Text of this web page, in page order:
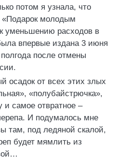
потом я узнала, что
«Подарок молодым
уменьшению расходов в
впервые издана 3 июня
после отмены
осадок от всех этих злых
«полубайстрючка»,
самое отвратное –
И подумалось мне
там, под ледяной скалой,
будет мямлить из